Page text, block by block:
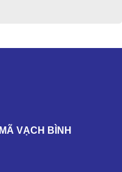
VẠCH BÌNH